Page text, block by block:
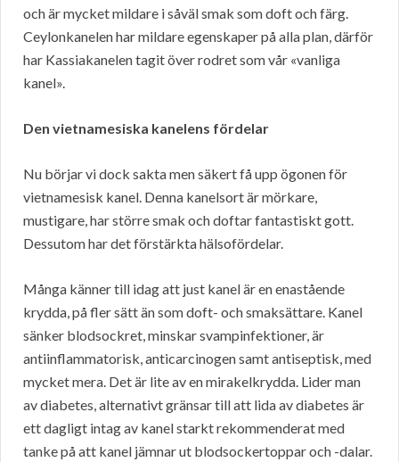
och är mycket mildare i såväl smak som doft och färg.
Ceylonkanelen har mildare egenskaper på alla plan, därför
har Kassiakanelen tagit över rodret som vår «vanliga
kanel».
Den vietnamesiska kanelens fördelar
Nu börjar vi dock sakta men säkert få upp ögonen för
vietnamesisk kanel. Denna kanelsort är mörkare,
mustigare, har större smak och doftar fantastiskt gott.
Dessutom har det förstärkta hälsofördelar.
Många känner till idag att just kanel är en enastående
krydda, på fler sätt än som doft- och smaksättare. Kanel
sänker blodsockret, minskar svampinfektioner, är
antiinflammatorisk, anticarcinogen samt antiseptisk, med
mycket mera. Det är lite av en mirakelkrydda. Lider man
av diabetes, alternativt gränsar till att lida av diabetes är
ett dagligt intag av kanel starkt rekommenderat med
tanke på att kanel jämnar ut blodsockertoppar och -dalar.